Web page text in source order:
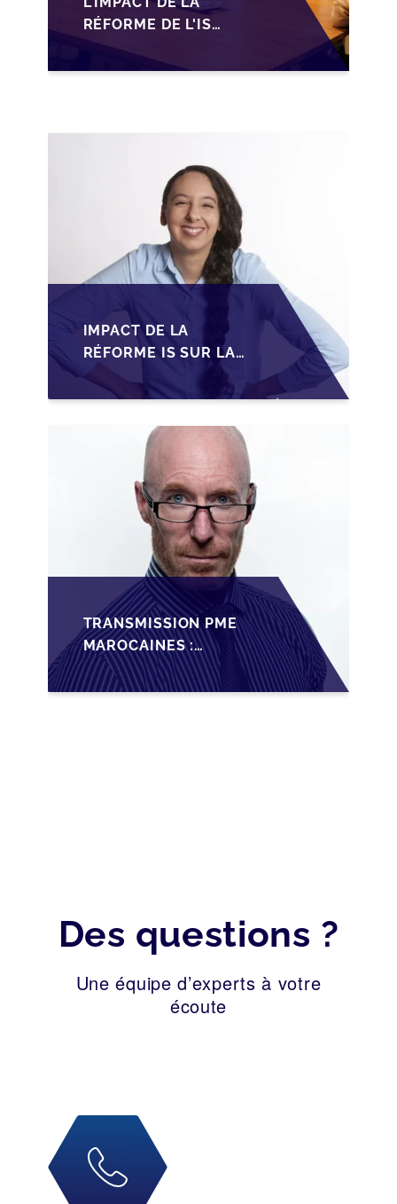
RÉFORME DE L'IS
MAROCAIN SUR LA
TRANSMISSION DES
IMPACT DE LA
RÉFORME IS SUR LA
TRANSMISSION DES
PME FAMILIALES AU
TRANSMISSION PME
MAROCAINES :
SÉCURISER LA
CESSION AVEC LES
Des questions ?
Une équipe d’experts à votre
écoute